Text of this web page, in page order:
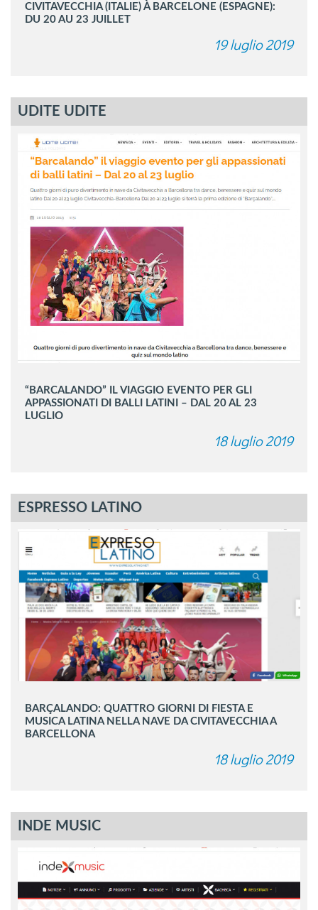
CIVITAVECCHIA (ITALIE) À BARCELONE (ESPAGNE):
DU 20 AU 23 JUILLET
19 luglio 2019
UDITE UDITE
“BARCALANDO” IL VIAGGIO EVENTO PER GLI
APPASSIONATI DI BALLI LATINI – DAL 20 AL 23
LUGLIO
18 luglio 2019
ESPRESSO LATINO
BARÇALANDO: QUATTRO GIORNI DI FIESTA E
MUSICA LATINA NELLA NAVE DA CIVITAVECCHIA A
BARCELLONA
18 luglio 2019
INDE MUSIC